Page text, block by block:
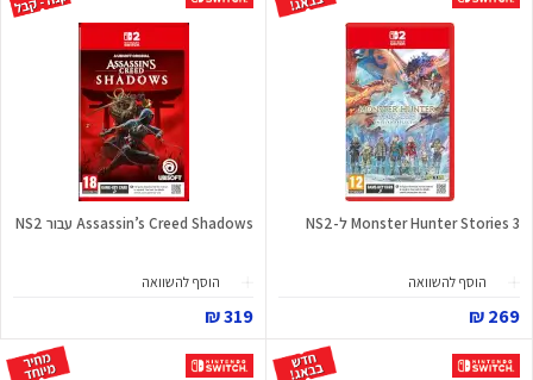
Monster Hunter Stories 3 ל-NS2
הוסף להשוואה
269 ₪
Assassin’s Creed Shadows עבור NS2
הוסף להשוואה
319 ₪